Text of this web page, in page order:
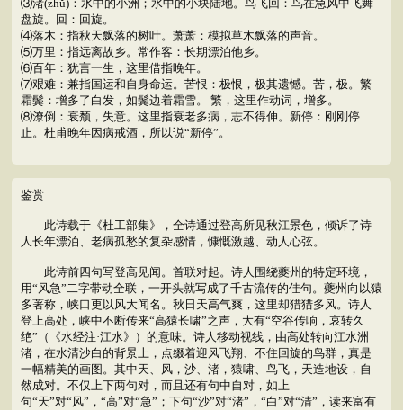
⑶渚(zhǔ)：水中的小洲；水中的小块陆地。鸟飞回：鸟在急风中飞舞
盘旋。回：回旋。
⑷落木：指秋天飘落的树叶。萧萧：模拟草木飘落的声音。
⑸万里：指远离故乡。常作客：长期漂泊他乡。
⑹百年：犹言一生，这里借指晚年。
⑺艰难：兼指国运和自身命运。苦恨：极恨，极其遗憾。苦，极。繁
霜鬓：增多了白发，如鬓边着霜雪。 繁，这里作动词，增多。
⑻潦倒：衰颓，失意。这里指衰老多病，志不得伸。新停：刚刚停
止。杜甫晚年因病戒酒，所以说“新停”。
鉴赏
此诗载于《杜工部集》，全诗通过登高所见秋江景色，倾诉了诗
人长年漂泊、老病孤愁的复杂感情，慷慨激越、动人心弦。
此诗前四句写登高见闻。首联对起。诗人围绕夔州的特定环境，
用“风急”二字带动全联，一开头就写成了千古流传的佳句。夔州向以猿
多著称，峡口更以风大闻名。秋日天高气爽，这里却猎猎多风。诗人
登上高处，峡中不断传来“高猿长啸”之声，大有“空谷传响，哀转久
绝”（《水经注·江水》）的意味。诗人移动视线，由高处转向江水洲
渚，在水清沙白的背景上，点缀着迎风飞翔、不住回旋的鸟群，真是
一幅精美的画图。其中天、风，沙、渚，猿啸、鸟飞，天造地设，自
然成对。不仅上下两句对，而且还有句中自对，如上
句“天”对“风”，“高”对“急”；下句“沙”对“渚”，“白”对“清”，读来富有